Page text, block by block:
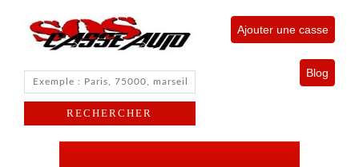
Ajouter une casse
Blog